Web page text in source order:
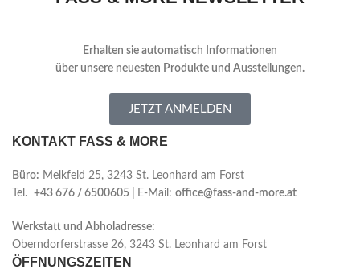
Erhalten sie automatisch Informationen
über unsere neuesten Produkte und Ausstellungen.
JETZT ANMELDEN
KONTAKT FASS & MORE
Büro: Melkfeld 25, 3243 St. Leonhard am Forst
Tel. +43 676 / 6500605 | E-Mail: office@fass-and-more.at
Werkstatt und Abholadresse:
Oberndorferstrasse 26, 3243 St. Leonhard am Forst
ÖFFNUNGSZEITEN